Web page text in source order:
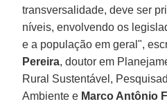
transversalidade, deve ser
níveis, envolvendo os
e a população em geral",
Pereira, doutor em
Rural Sustentável,
Ambiente e Marco Antônio